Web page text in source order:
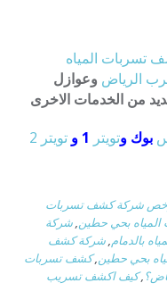
تسربات المياه
الرياض وعوازل
من الخدمات الاخرى
بوك وتويتر
تويتر 2
شركة كشف تسربات
بحي حطين,شركة
بالدمام,شركة كشف
بحي حطين,كشف تسربات
,كيف اكشف تسريب